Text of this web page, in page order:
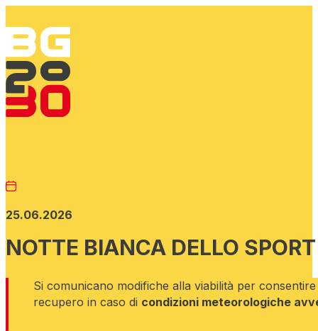
25.06.2026
NOTTE BIANCA DELLO SPORT
Si comunicano modifiche alla viabilità per
recupero in caso di condizioni meteorologiche